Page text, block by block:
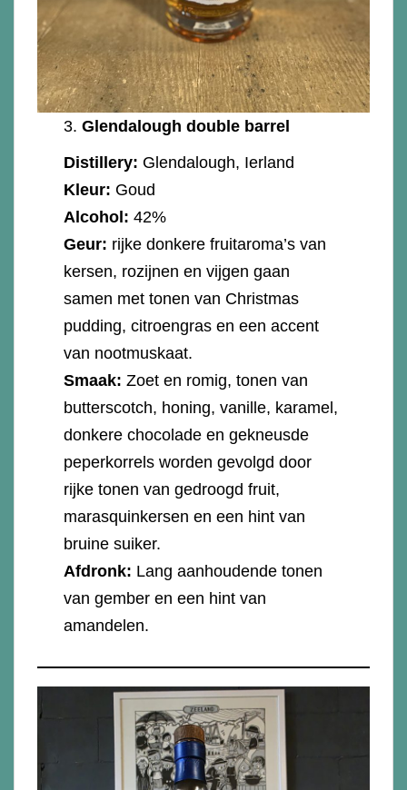
3.Glendalough double barrel
Distillery: Glendalough, Ierland
Kleur: Goud
Alcohol: 42%
Geur: rijke donkere fruitaroma’s van
kersen, rozijnen en vijgen gaan
samen met tonen van Christmas
pudding, citroengras en een accent
van nootmuskaat.
Smaak: Zoet en romig, tonen van
butterscotch, honing, vanille, karamel,
donkere chocolade en gekneusde
peperkorrels worden gevolgd door
rijke tonen van gedroogd fruit,
marasquinkersen en een hint van
bruine suiker.
Afdronk: Lang aanhoudende tonen
van gember en een hint van
amandelen.